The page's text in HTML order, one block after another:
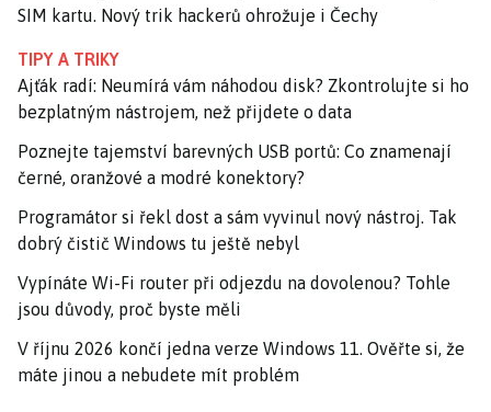
SIM kartu. Nový trik hackerů ohrožuje i Čechy
TIPY A TRIKY
Ajťák radí: Neumírá vám náhodou disk? Zkontrolujte si ho
bezplatným nástrojem, než přijdete o data
Poznejte tajemství barevných USB portů: Co znamenají
černé, oranžové a modré konektory?
Programátor si řekl dost a sám vyvinul nový nástroj. Tak
dobrý čistič Windows tu ještě nebyl
Vypínáte Wi-Fi router při odjezdu na dovolenou? Tohle
jsou důvody, proč byste měli
V říjnu 2026 končí jedna verze Windows 11. Ověřte si, že
máte jinou a nebudete mít problém